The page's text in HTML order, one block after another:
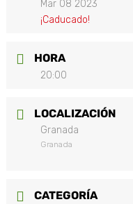
Mar 08 2023
¡Caducado!
HORA
20:00
LOCALIZACIÓN
Granada
Granada
CATEGORÍA